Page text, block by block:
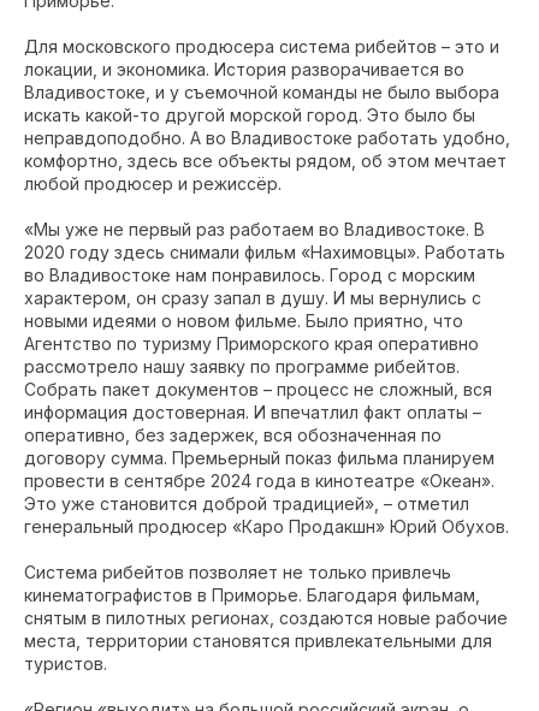
Для московского продюсера система рибейтов – это и
локации, и экономика. История разворачивается во
Владивостоке, и у съемочной команды не было выбора
искать какой-то другой морской город. Это было бы
неправдоподобно. А во Владивостоке работать удобно,
комфортно, здесь все объекты рядом, об этом мечтает
любой продюсер и режиссёр.
«Мы уже не первый раз работаем во Владивостоке. В
2020 году здесь снимали фильм «Нахимовцы». Работать
во Владивостоке нам понравилось. Город с морским
характером, он сразу запал в душу. И мы вернулись с
новыми идеями о новом фильме. Было приятно, что
Агентство по туризму Приморского края оперативно
рассмотрело нашу заявку по программе рибейтов.
Собрать пакет документов – процесс не сложный, вся
информация достоверная. И впечатлил факт оплаты –
оперативно, без задержек, вся обозначенная по
договору сумма. Премьерный показ фильма планируем
провести в сентябре 2024 года в кинотеатре «Океан».
Это уже становится доброй традицией», – отметил
генеральный продюсер «Каро Продакшн» Юрий Обухов.
Система рибейтов позволяет не только привлечь
кинематографистов в Приморье. Благодаря фильмам,
снятым в пилотных регионах, создаются новые рабочие
места, территории становятся привлекательными для
туристов.